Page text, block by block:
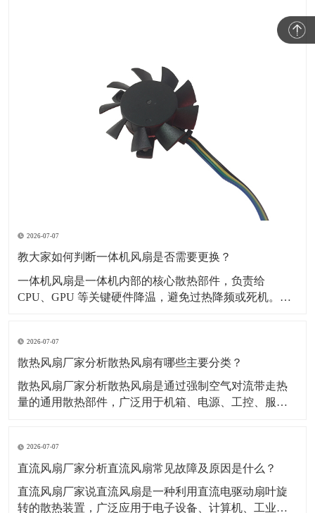
2026-07-07
教大家如何判断一体机风扇是否需要更换？
一体机风扇是一体机内部的核心散热部件，负责给
CPU、GPU 等关键硬件降温，避免过热降频或死机。​下
就响，越转越响。转速忽快忽慢、异响间歇性电机老
化、供电不稳。完全没声音，但电脑巨烫风扇卡死不
2026-07-07
散热风扇厂家分析散热风扇有哪些主要分类？
散热风扇厂家分析散热风扇是通过强制空气对流带走热
量的通用散热部件，广泛用于机箱、电源、工控、服务
机）：风压高、风量小，适合狭小空间、风道散热按尺
寸2510、4010、6015、8025、9225、120
2026-07-07
直流风扇厂家分析直流风扇常见故障及原因是什么？
直流风扇厂家说直流风扇是一种利用直流电驱动扇叶旋
转的散热装置，广泛应用于电子设备、计算机、工业机